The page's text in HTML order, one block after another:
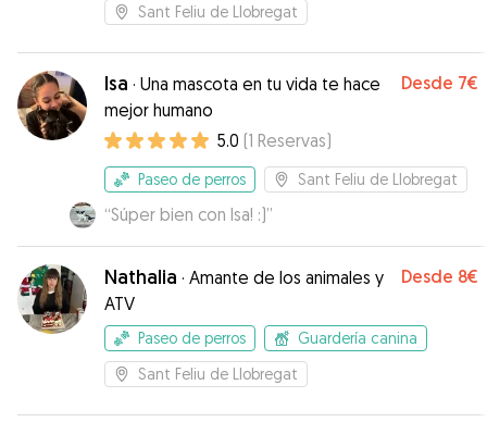
con otra perrita equilibrada y amigable hizo su
gran acierto dejar a Alma bajo su cuidado. ✨✨✨”
Sant Feliu de Llobregat
Isa · Una mascota en tu vida te hace
mejor humano
Desde 7€
5.0 (1 Reservas)
Paseo de perros Sant Feliu de Llobregat
“Súper bien con Isa! :)”
Nathalia · Amante de los animales y
ATV
Desde 8€
Paseo de perros
Guardería canina
Sant Feliu de Llobregat